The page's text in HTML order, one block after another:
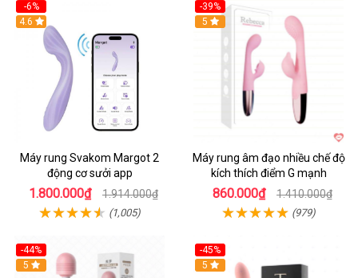
-6%
4.6
Máy rung Svakom Margot 2
động cơ sưởi app
1.800.000₫ 1.914.000₫
(1,005)
-39%
Hot
5
Máy rung âm đạo nhiều chế độ
kích thích điểm G mạnh
860.000₫ 1.410.000₫
(979)
-44%
Hot
5
-45%
Hot
5